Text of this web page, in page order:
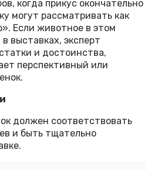
когда прикус окончательно
могут рассматривать как
Если животное в этом
выставках, эксперт
и достоинства,
перспективный или
должен соответствовать
и быть тщательно